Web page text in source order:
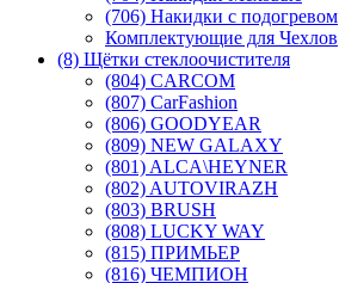
(706) Накидки с подогревом
Комплектующие для Чехлов
(8) Щётки стеклоочистителя
(804) CARCOM
(807) CarFashion
(806) GOODYEAR
(809) NEW GALAXY
(801) ALCA\HEYNER
(802) AUTOVIRAZH
(803) BRUSH
(808) LUCKY WAY
(815) ПРИМЬЕР
(816) ЧЕМПИОН